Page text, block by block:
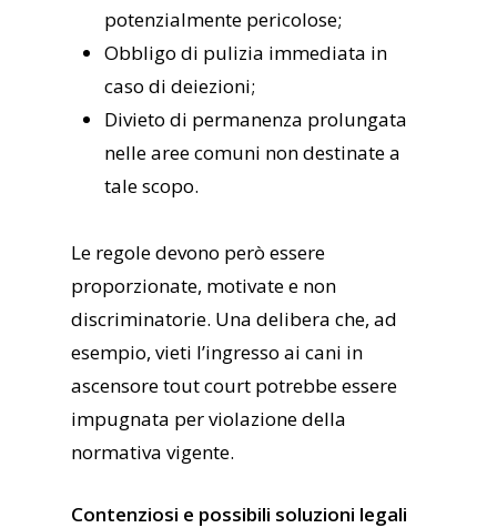
potenzialmente pericolose;
Obbligo di pulizia immediata in
caso di deiezioni;
Divieto di permanenza prolungata
nelle aree comuni non destinate a
tale scopo.
Le regole devono però essere
proporzionate, motivate e non
discriminatorie. Una delibera che, ad
esempio, vieti l’ingresso ai cani in
ascensore tout court potrebbe essere
impugnata per violazione della
normativa vigente.
Contenziosi e possibili soluzioni legali